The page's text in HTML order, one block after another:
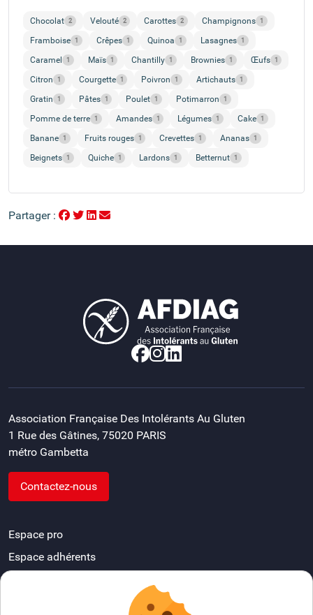
Chocolat 2 Velouté 2 Carottes 2 Champignons 1
Framboise 1 Crêpes 1 Quinoa 1 Lasagnes 1
Caramel 1 Maïs 1 Chantilly 1 Brownies 1 Œufs 1
Citron 1 Courgette 1 Poivron 1 Artichauts 1
Gratin 1 Pâtes 1 Poulet 1 Potimarron 1
Pomme de terre 1 Amandes 1 Légumes 1 Cake 1
Banane 1 Fruits rouges 1 Crevettes 1 Ananas 1
Beignets 1 Quiche 1 Lardons 1 Betternut 1
Partager :
Association Française Des Intolérants Au Gluten
1 Rue des Gâtines, 75020 PARIS
métro Gambetta
Contactez-nous
Espace pro
Espace adhérents